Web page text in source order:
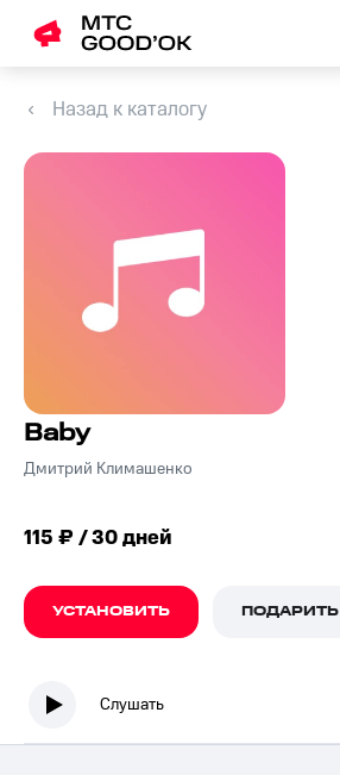
Назад к каталогу
Baby
Дмитрий Климашенко
115 ₽ / 30 дней
УСТАНОВИТЬ ПОДАРИТЬ
Слушать